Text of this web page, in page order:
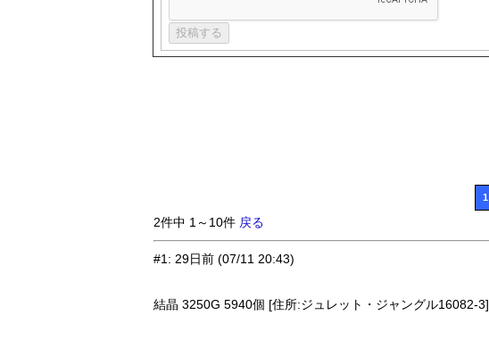
1
2件中 1～10件 戻る
#1: 29日前 (07/11 20:43)
結晶 3250G 5940個 [住所:ジュレット・ジャングル16082-3]